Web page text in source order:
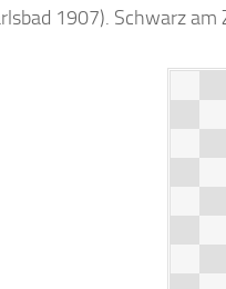
1907). Schwarz am